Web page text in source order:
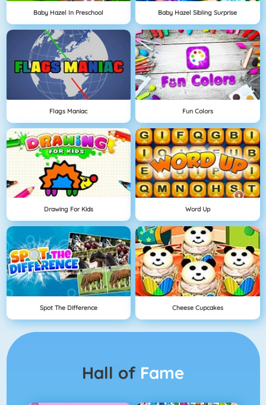
Baby Hazel In Preschool Baby Hazel Sibling Surprise
Flags Maniac Fun Colors
Drawing For Kids Word Up
Spot The Difference Cheese Cupcakes
Hall of Fame